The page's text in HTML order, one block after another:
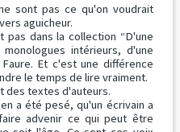
sont pas ce qu'on voudrait
aguicheur.
dans la collection “D'une
intérieurs, d'une
Et c'est une différence
le temps de lire vraiment.
des textes d'auteurs.
a été pesé, qu'un écrivain a
advenir ce qui peut être